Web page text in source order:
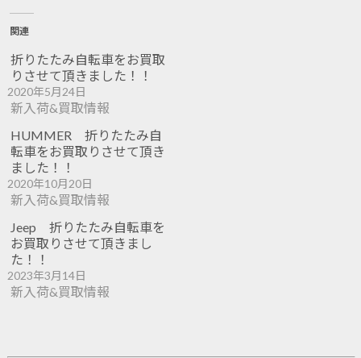
関連
折りたたみ自転車をお買取
りさせて頂きました！！
2020年5月24日
新入荷&買取情報
HUMMER 折りたたみ自
転車をお買取りさせて頂き
ました！！
2020年10月20日
新入荷&買取情報
Jeep 折りたたみ自転車を
お買取りさせて頂きまし
た！！
2023年3月14日
新入荷&買取情報